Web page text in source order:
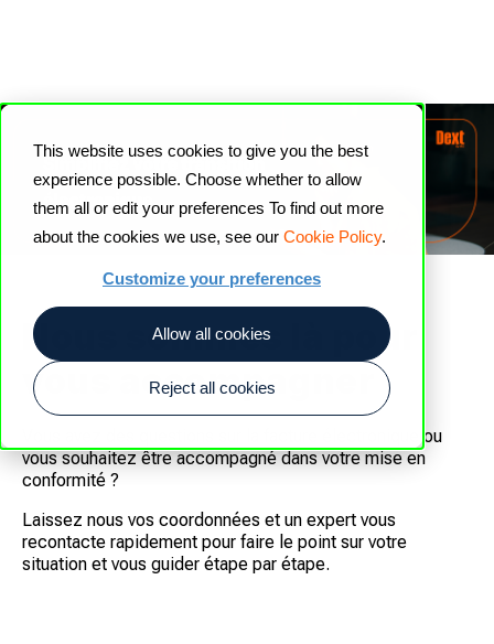
This website uses cookies to give you the best
experience possible. Choose whether to allow
them all or edit your preferences To find out more
about the cookies we use, see our Cookie Policy.
Customize your preferences
Allow all cookies
Reject all cookies
Nous sommes là pour
vous accompagner
Vous avez des questions sur la facture électronique ou
vous souhaitez être accompagné dans votre mise en
conformité ?
Laissez nous vos coordonnées et un expert vous
recontacte rapidement pour faire le point sur votre
situation et vous guider étape par étape.